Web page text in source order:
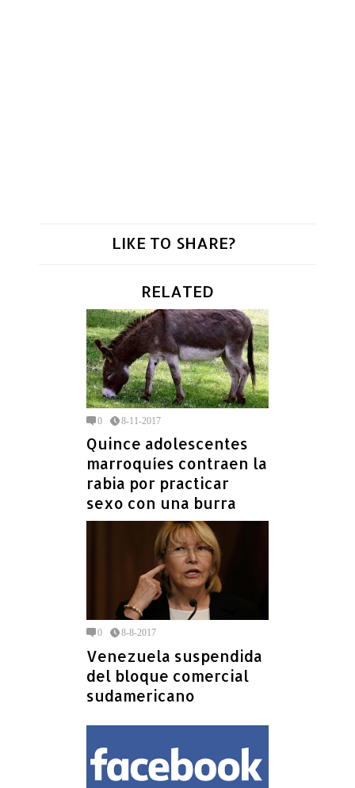
LIKE TO SHARE?
RELATED
0 8-11-2017
Quince adolescentes
marroquíes contraen la
rabia por practicar
sexo con una burra
0 8-8-2017
Venezuela suspendida
del bloque comercial
sudamericano